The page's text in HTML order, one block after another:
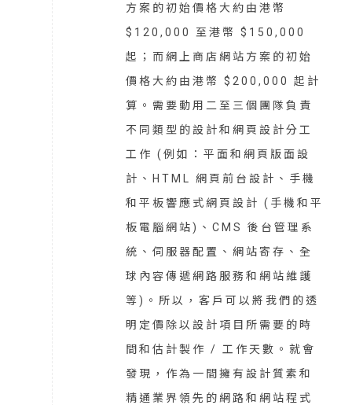
方案的初始價格大約由港幣
$120,000 至港幣 $150,000
起；而網上商店網站方案的初始
價格大約由港幣 $200,000 起計
算。需要動用二至三個團隊負責
不同類型的設計和網頁設計分工
工作 (例如：平面和網頁版面設
計、HTML 網頁前台設計、手機
和平板響應式網頁設計 (手機和平
板電腦網站)、CMS 後台管理系
統、伺服器配置、網站寄存、全
球內容傳遞網路服務和網站維護
等)。所以，客戶可以將我們的透
明定價除以設計項目所需要的時
間和估計製作 / 工作天數。就會
發現，作為一間擁有設計質素和
精通業界領先的網路和網站程式